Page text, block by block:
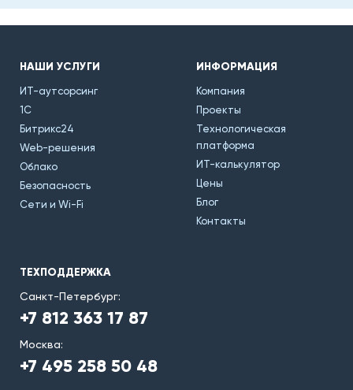
НАШИ УСЛУГИ
ИТ-аутсорсинг
1С
Битрикс24
Web-решения
Облако
Безопасность
Сети и Wi-Fi
ИНФОРМАЦИЯ
Компания
Проекты
Технологическая
платформа
ИТ-калькулятор
Цены
Блог
Контакты
ТЕХПОДДЕРЖКА
Санкт-Петербург:
+7 812 363 17 87
Москва:
+7 495 258 50 48